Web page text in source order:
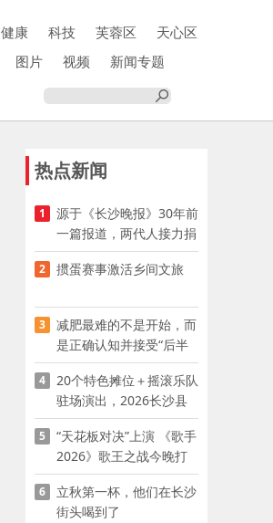
健康 科技 芙蓉区
天心区
图片 视频
新闻专题
热点新闻
1
源于《长沙晚报》30年前
一篇报道，两代人接力捐
资助学
2 掼蛋赛事激活乡间文旅
3
减肥最难的不是开始，而
是正确认知并接受“后半
程”
4
20个特色摊位＋摇滚乐队
驻场演出，2026长沙县
夜市嘉年华启幕
5
“天花板对决”上演 《歌手
2026》歌王之战今晚打
响
6
立秋第一杯，他们在长沙
街头喝到了